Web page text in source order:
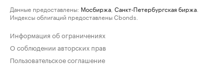
Данные предоставлены: Мосбиржа Санкт-Петербургская биржа
Индексы облигаций предоставлены Cbonds.
Информация об ограничениях
О соблюдении авторских прав
Пользовательское соглашение